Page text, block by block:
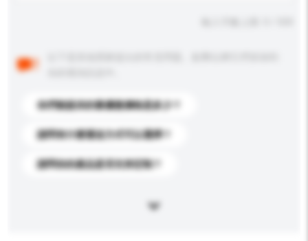
你們能提供的最優惠價格是多少？
請問有什麼運送方式可以選擇？
請問你的產品是否支持定制？